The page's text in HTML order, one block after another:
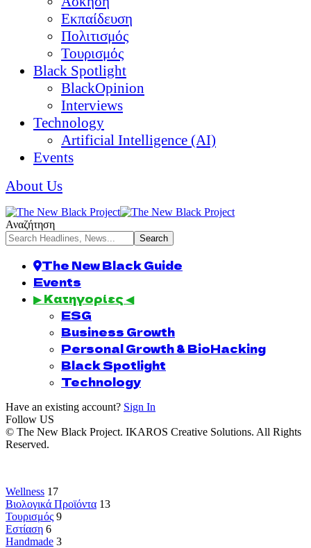
Εκπαίδευση
Πολιτισμός
Τουρισμός
Black Spotlight
BlackOpinion
Interviews
Technology
Artificial Intelligence (AI)
Events
About Us
Αναζήτηση
The New Black Guide
Events
▶ Κατηγορίες ◀
ESG
Business Growth
Personal Growth & BioHacking
Black Spotlight
Technology
Have an existing account? Sign In
Follow US
© The New Black Project. IKAROS Creative Solutions. All Rights
Reserved.
Wellness 17
Βιολογικά Προϊόντα 13
Τουρισμός 9
Εστίαση 6
Handmade 3